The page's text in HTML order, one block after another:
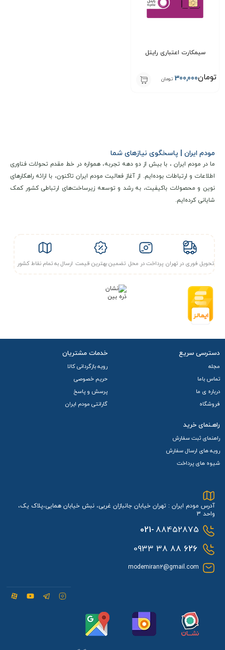
ارتباطات پرسرعت لذت ببرید!
طریق پیام رسان های داخلی با ما در ارتباط باشید.
توصیه مهم:برای تکمیل فرایند فعال‌سازی سیم‌کارت، ضروری است
در اختیارتان قرار می‌دهد.
مشتریان عزیز این محصول نیازمند ثبت نام در سامانه ی
سپنتا می باشد، به همین جهت بعد از خرید و پرداخت کامل و
سیمکارت اعتباری رایتل
300,000 تومان تومان
مودم ایران | پاسخگوی نیازهای شما
ما در مودم ایران ، با بیش از دو دهه تجربه، همواره در خط مقدم تحولات فناوری
اطلاعات و ارتباطات بوده‌ایم. از آغاز فعالیت مودم ایران تاکنون، با ارائه راهکارهای
نوین و محصولات باکیفیت، به رشد و توسعه زیرساخت‌های ارتباطی کشور کمک
شایانی کرده‌ایم.
تحویل فوری در تهران پرداخت در محل تضمین بهترین قیمت ارسال به تمام نقاط کشور
دسترسی سریع
مجله
تماس باما
درباره ی ما
فروشگاه
خدمات مشتریان
رویه بازگردانی کالا
حریم خصوصی
پرسش و پاسخ
گارانتی مودم ایران
راهـنمای خرید
راهنمای ثبت سفارش
رویه های ارسال سفارش
شیوه های پرداخت
آدرس مودم ایران : تهران خیابان جانبازان غربی، نبش خیابان همایی،پلاک یک،
واحد 3
021-88452875
626
88 38 0933
modemiran2@gmail.com